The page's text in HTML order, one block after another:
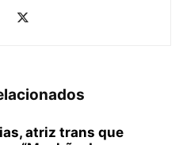
atriz trans que